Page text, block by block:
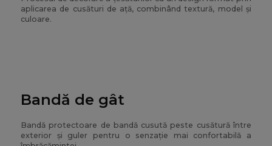
aplicarea de cusături de ață, combinând textură, model și
culoare.
Bandă de gât
Bandă protectoare de bandă cusută peste cusătură între
exterior și guler pentru o senzație mai confortabilă a